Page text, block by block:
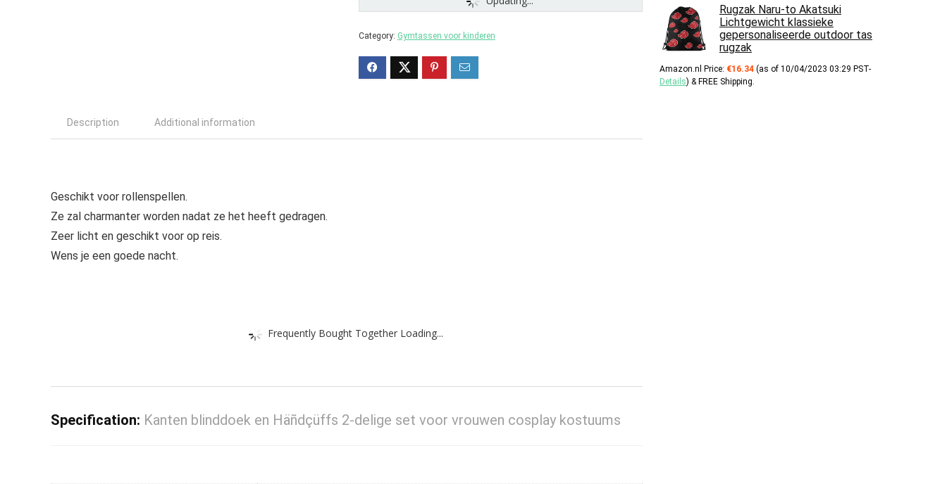
Category: Gymtassen voor kinderen
Description Additional information
Geschikt voor rollenspellen.
Ze zal charmanter worden nadat ze het heeft gedragen.
Zeer licht en geschikt voor op reis.
Wens je een goede nacht.
Frequently Bought Together Loading...
Specification: Kanten blinddoek en Häñdçüffs 2-delige set voor vrouwen cosplay kostuums
Rugzak Naru-to Akatsuki
Lichtgewicht klassieke
gepersonaliseerde outdoor tas
rugzak
Amazon.nl Price: €16.34 (as of 10/04/2023 03:29 PST-
Details) & FREE Shipping.